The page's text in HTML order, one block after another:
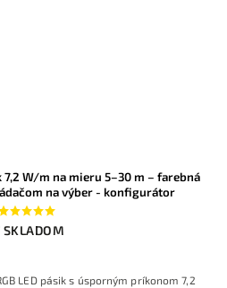
7,2 W/m na mieru 5–30 m – farebná
na výber - konfigurátor
SKLADOM
LED pásik s úsporným príkonom 7,2